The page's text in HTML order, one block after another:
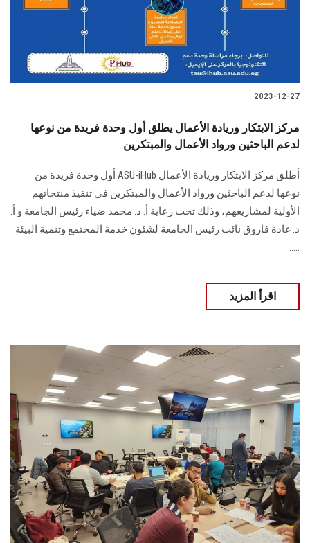
الخريجين
سجل الان
2023-12-27
مركز الابتكار وريادة الأعمال يطلق أول وحدة فريدة من نوعها
لدعم الباحثين ورواد الأعمال والمبتكرين
أطلق مركز الابتكار وريادة الأعمال‎ ASU-iHub ‎أول وحدة فريدة من
نوعها لدعم الباحثين ‏ورواد الأعمال والمبتكرين في تنفيذ منتجاتهم
الأولية لمشاريعهم، وذلك تحت رعاية أ. د. محمد ‏ضياء رئيس الجامعة و أ.
د. غادة فاروق نائب رئيس الجامعة لشئون خدمة المجتمع وتنمية ‏البيئة
.....
اقرأ المزيد